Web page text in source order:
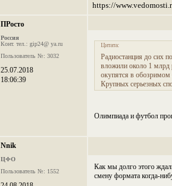
https://
ПРосто
Россия
Конт. тел.: gip24@ ya.ru
Пользователь №: 3032
25.07.2018
18:06:39
Цитата:
Радиостанция до сих
вложили около 1 млрд
окупятся в обозримом
Крупных серьезных
Олимпиада и футбол
Nnik
ЦФО
Пользователь №: 1552
Как мы долго этого
смену формата когда-